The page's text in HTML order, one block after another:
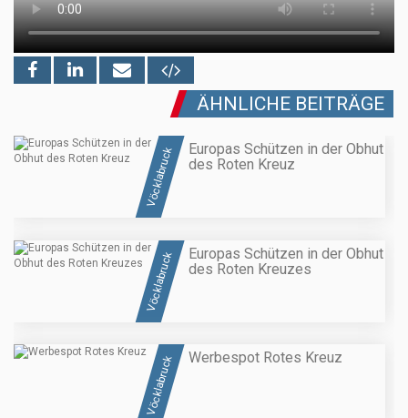
ÄHNLICHE BEITRÄGE
Vöcklabruck
Europas Schützen in der Obhut
des Roten Kreuz
Vöcklabruck
Europas Schützen in der Obhut
des Roten Kreuzes
Vöcklabruck Werbespot Rotes Kreuz